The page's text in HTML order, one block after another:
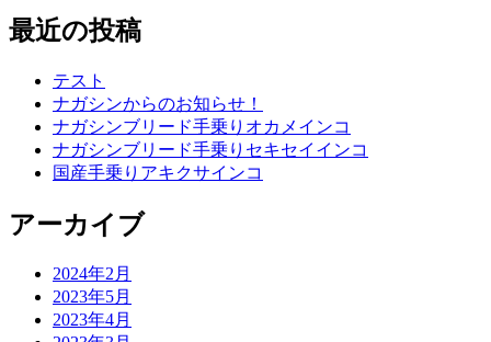
最近の投稿
テスト
ナガシンからのお知らせ！
ナガシンブリード手乗りオカメインコ
ナガシンブリード手乗りセキセイインコ
国産手乗りアキクサインコ
アーカイブ
2024年2月
2023年5月
2023年4月